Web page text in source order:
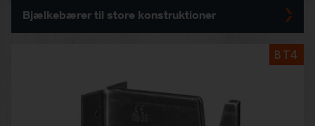
Bjælkebærer til store konstruktioner
BT4